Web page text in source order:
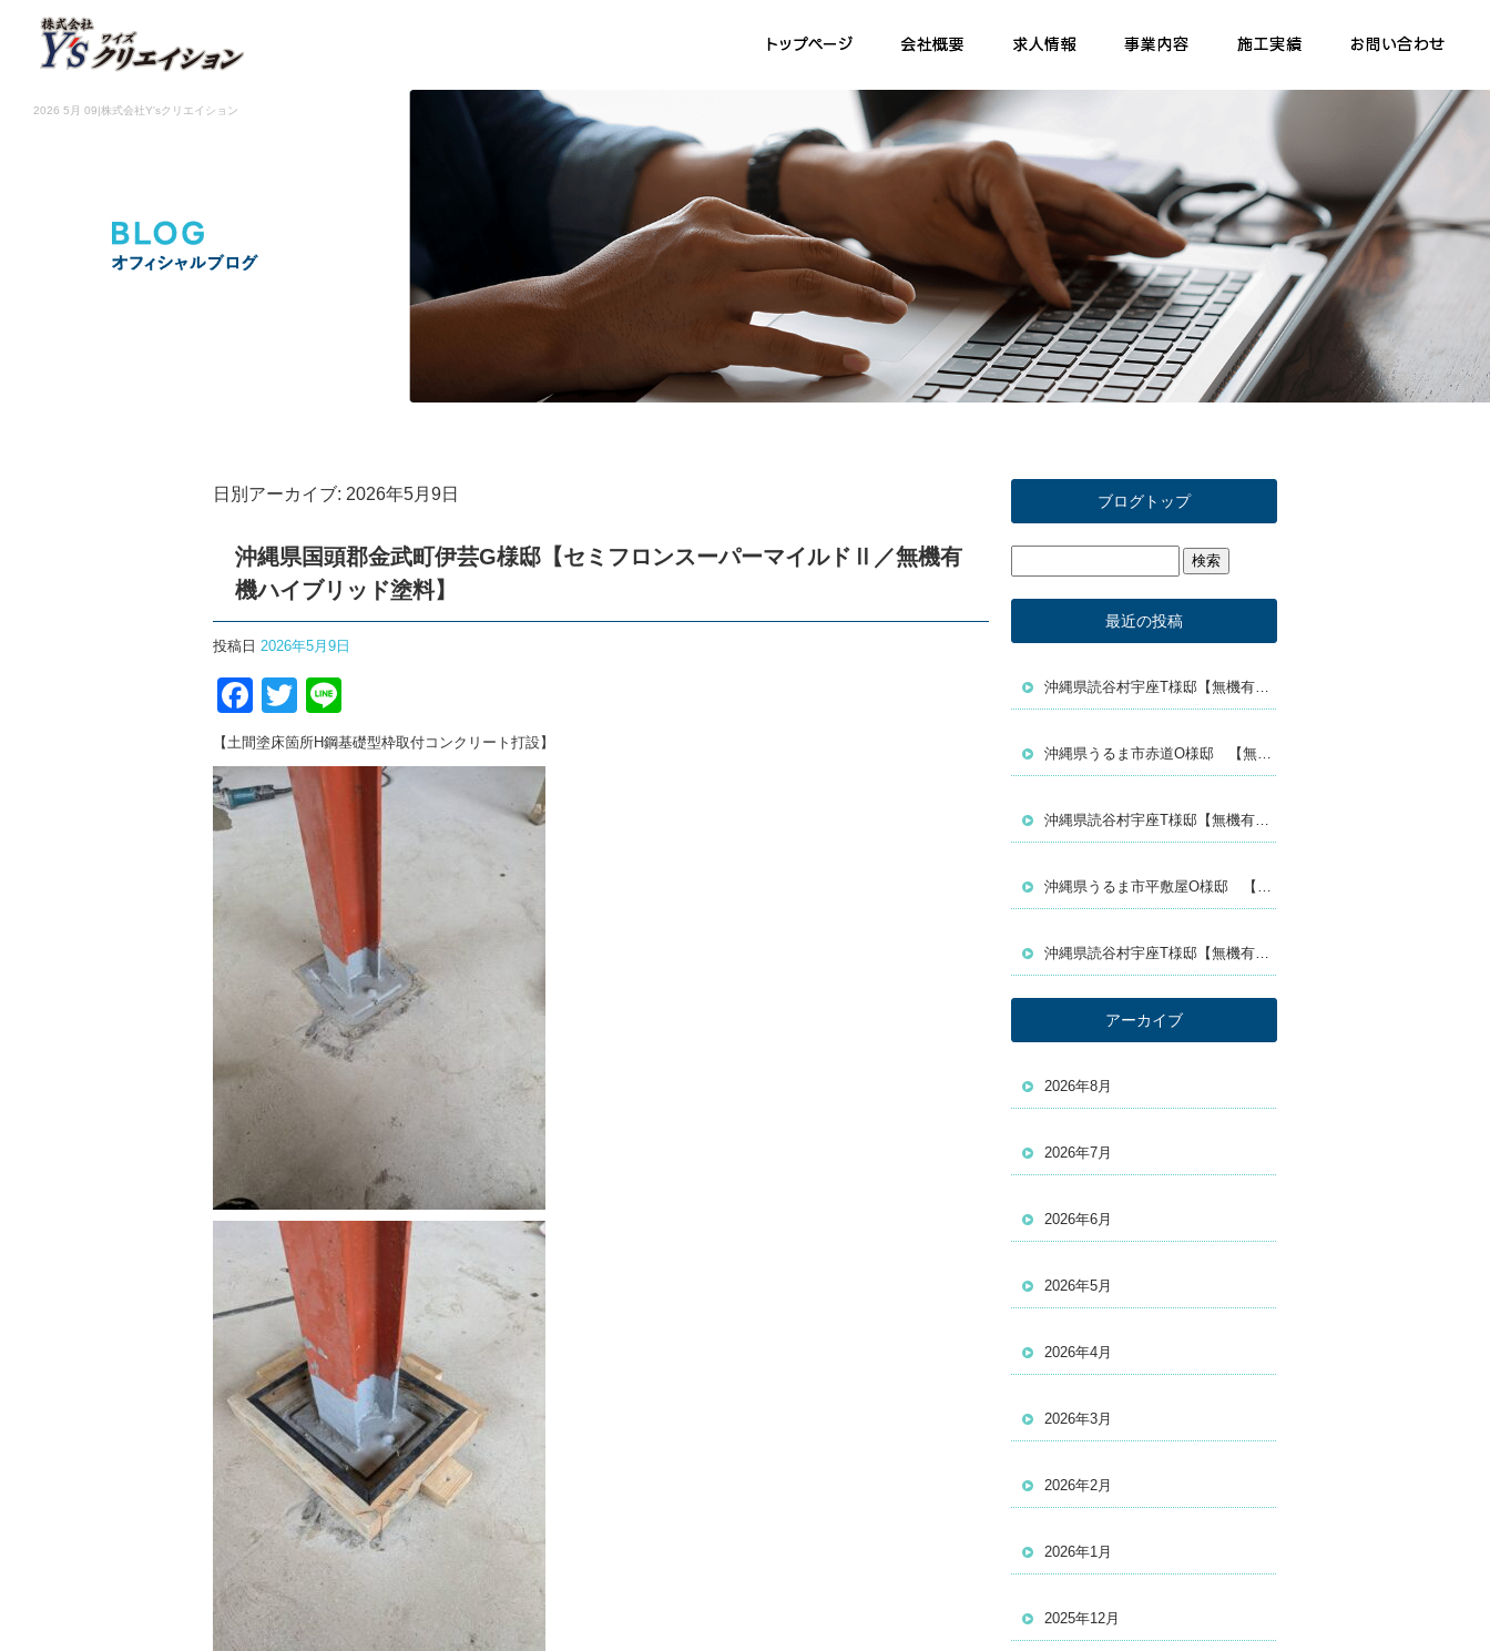
2026 5月 09|株式会社Y'sクリエイション
日別アーカイブ: 2026年5月9日
沖縄県国頭郡金武町伊芸G様邸【セミフロンスーパーマイルドⅡ／無機有
機ハイブリッド塗料】
投稿日 2026年5月9日
F
a
c
e
o
T
wi
tt
er
n
e
【土間塗床箇所H鋼基礎型枠取付コンクリート打設】
ブログトップ
最近の投稿
沖縄県読谷村宇座T様邸【無機有機ハイブリッド塗料／セミフロンスーパーマイルドⅡ】
沖縄県うるま市赤道O様邸 【無機有機ハイブリッド塗料セミフロンスーパーマイルドⅡ】
沖縄県読谷村宇座T様邸【無機有機ハイブリッド塗料／セミフロンスーパーマイルドⅡ】
沖縄県うるま市平敷屋O様邸 【無機有機ハイブリッド塗料セミフロンスーパーアクアⅡ】
沖縄県読谷村宇座T様邸【無機有機ハイブリッド塗料／セミフロンスーパーマイルドⅡ】
アーカイブ
2026年8月
2026年7月
2026年6月
2026年5月
2026年4月
2026年3月
2026年2月
2026年1月
2025年12月